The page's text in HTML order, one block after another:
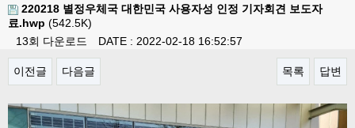
220218 별정우체국 대한민국 사용자성 인정 기자회견 보도자
료.hwp (542.5K)
13회 다운로드
DATE : 2022-02-18 16:52:57
이전글 다음글 목록 답변
본문